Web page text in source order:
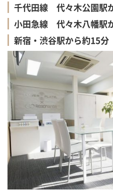
千代田線 代々木公園駅
小田急線 代々木八幡駅
新宿・渋谷駅から約15分